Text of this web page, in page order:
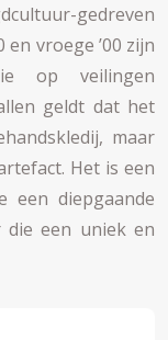
gedreven
vroege ’00 zijn
op veilingen
geldt dat het
maar
Het is een
een diepgaande
die een uniek en